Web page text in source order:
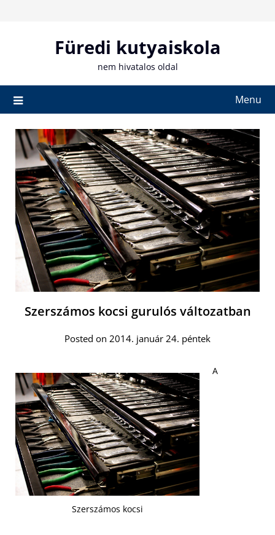
Füredi kutyaiskola
nem hivatalos oldal
Menu
Szerszámos kocsi gurulós változatban
Posted on 2014. január 24. péntek
Szerszámos kocsi
A